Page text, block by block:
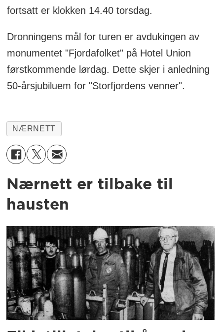
fortsatt er klokken 14.40 torsdag.
Dronningens mål for turen er avdukingen av
monumentet "Fjordafolket" på Hotel Union
førstkommende lørdag. Dette skjer i anledning
50-årsjubiluem for "Storfjordens venner".
NÆRNETT
Nærnett er tilbake til
hausten